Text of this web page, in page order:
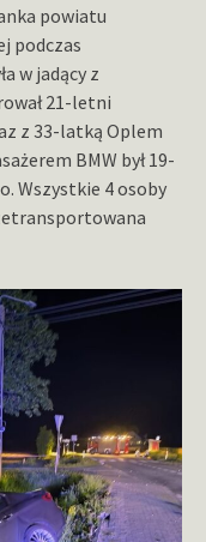
powiatu
podczas
w jadący z
21-letni
z 33-latką Oplem
BMW był 19-
Wszystkie 4 osoby